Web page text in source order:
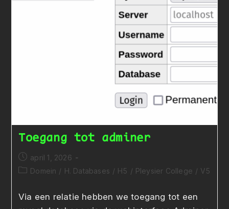
Toegang tot adminer
Bericht
gepubliceerd
april 1, 2026
Berichtcategorie:
Domein / H. Databases / H5 / Pleysier College / V5
Via een relatie hebben we toegang tot een